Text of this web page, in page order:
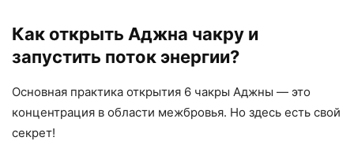
Как открыть Аджна чакру и
запустить поток энергии?
Основная практика открытия 6 чакры Аджны — это
концентрация в области межбровья. Но здесь есть свой
секрет!